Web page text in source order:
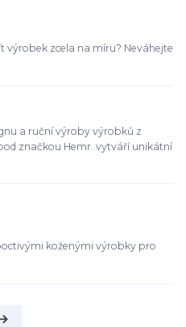
výrobek zcela na míru? Neváhejte
a ruční výroby výrobků z
značkou Hemr. vytváří unikátní
koženými výrobky pro